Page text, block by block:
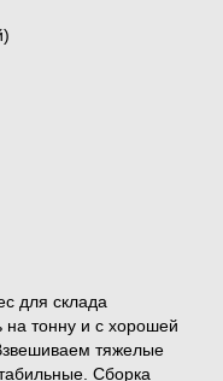
для склада
тонну и с хорошей
тяжелые
Сборка